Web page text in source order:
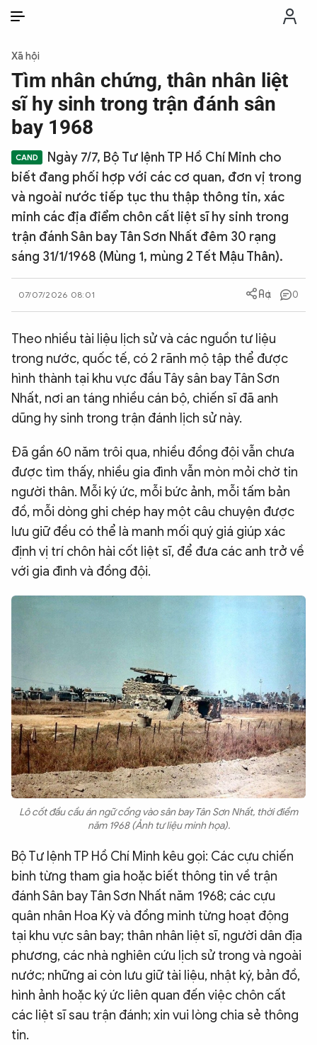
THỜI SỰ
CHỐNG DIỄN BIẾN HÒA BÌNH
CÔNG AN TRONG LÒNG DÂN
XÃ HỘI
PHÁP LUẬT
CÔNG NGHỆ
QUỐC TẾ
VĂN HÓA - THỂ THAO
BẠN ĐỌC & CAND
ĐA PHƯƠNG TIỆN
eMagazine
Podcast
Video Ảnh
Infographic
Chuyên trang An ninh thế giớiVăn nghệ Công an
Xã hội
Tìm nhân chứng, thân nhân liệt
sĩ hy sinh trong trận đánh sân
bay 1968
Ngày 7/7, Bộ Tư lệnh TP Hồ Chí Minh cho
biết đang phối hợp với các cơ quan, đơn vị trong
và ngoài nước tiếp tục thu thập thông tin, xác
minh các địa điểm chôn cất liệt sĩ hy sinh trong
trận đánh Sân bay Tân Sơn Nhất đêm 30 rạng
sáng 31/1/1968 (Mùng 1, mùng 2 Tết Mậu Thân).
07/07/2026 08:01 0
Theo nhiều tài liệu lịch sử và các nguồn tư liệu
trong nước, quốc tế, có 2 rãnh mộ tập thể được
hình thành tại khu vực đầu Tây sân bay Tân Sơn
Nhất, nơi an táng nhiều cán bộ, chiến sĩ đã anh
dũng hy sinh trong trận đánh lịch sử này.
Đã gần 60 năm trôi qua, nhiều đồng đội vẫn chưa
được tìm thấy, nhiều gia đình vẫn mòn mỏi chờ tin
người thân. Mỗi ký ức, mỗi bức ảnh, mỗi tấm bản
đồ, mỗi dòng ghi chép hay một câu chuyện được
lưu giữ đều có thể là manh mối quý giá giúp xác
định vị trí chôn hài cốt liệt sĩ, để đưa các anh trở về
với gia đình và đồng đội.
Lô cốt đầu cầu án ngữ cổng vào sân bay Tân Sơn Nhất, thời điểm
năm 1968 (Ảnh tư liệu minh họa).
Bộ Tư lệnh TP Hồ Chí Minh kêu gọi: Các cựu chiến
binh từng tham gia hoặc biết thông tin về trận
đánh Sân bay Tân Sơn Nhất năm 1968; các cựu
quân nhân Hoa Kỳ và đồng minh từng hoạt động
tại khu vực sân bay; thân nhân liệt sĩ, người dân địa
phương, các nhà nghiên cứu lịch sử trong và ngoài
nước; những ai còn lưu giữ tài liệu, nhật ký, bản đồ,
hình ảnh hoặc ký ức liên quan đến việc chôn cất
các liệt sĩ sau trận đánh; xin vui lòng chia sẻ thông
tin.